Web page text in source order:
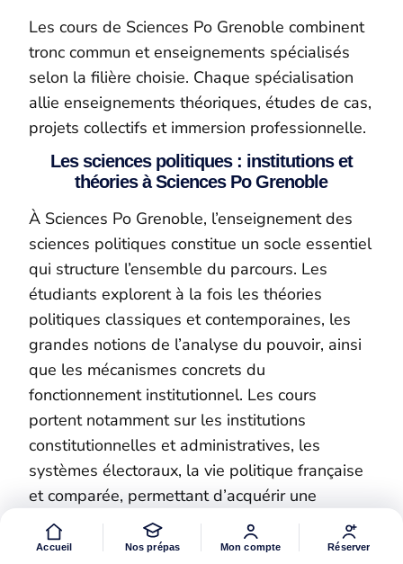
Les cours de Sciences Po Grenoble combinent
tronc commun et enseignements spécialisés
selon la filière choisie. Chaque spécialisation
allie enseignements théoriques, études de cas,
projets collectifs et immersion professionnelle.
Les sciences politiques : institutions et
théories à Sciences Po Grenoble
À Sciences Po Grenoble, l’enseignement des
sciences politiques constitue un socle essentiel
qui structure l’ensemble du parcours. Les
étudiants explorent à la fois les théories
politiques classiques et contemporaines, les
grandes notions de l’analyse du pouvoir, ainsi
que les mécanismes concrets du
fonctionnement institutionnel. Les cours
portent notamment sur les institutions
constitutionnelles et administratives, les
systèmes électoraux, la vie politique française
et comparée, permettant d’acquérir une
compréhension fine des régimes
démocratiques et de leurs évolutions.
Accueil Nos prépas Mon compte Réserver